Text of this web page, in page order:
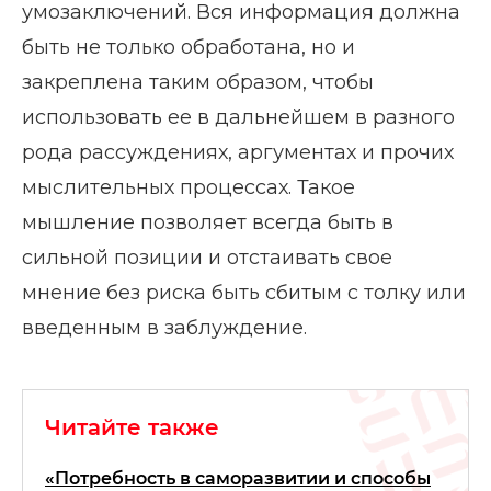
умозаключений. Вся информация должна
быть не только обработана, но и
закреплена таким образом, чтобы
использовать ее в дальнейшем в разного
рода рассуждениях, аргументах и прочих
мыслительных процессах. Такое
мышление позволяет всегда быть в
сильной позиции и отстаивать свое
мнение без риска быть сбитым с толку или
введенным в заблуждение.
Читайте также
«Потребность в саморазвитии и способы